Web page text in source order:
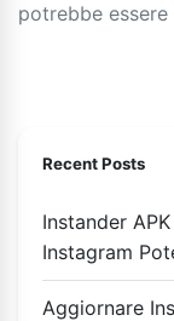
potrebbe
Recent Posts
Instander
Instagram
Aggiornare